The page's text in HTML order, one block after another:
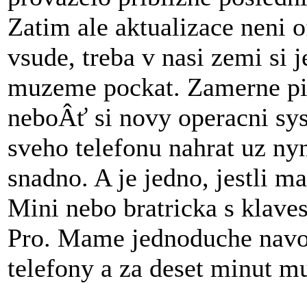
Zatim ale aktualizace neni
vsude, treba v nasi zemi si
muzeme pockat. Zamerne
neboÂť si novy operacni
sveho telefonu nahrat uz
snadno. A je jedno, jestli
Mini nebo bratricka s
Pro. Mame jednoduche
telefony a za deset minut